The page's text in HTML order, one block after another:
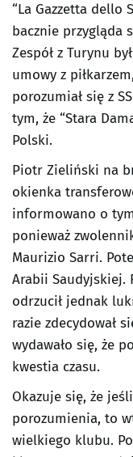
“La Gazzetta dello
bacznie przygląda
Zespół z Turynu
umowy z
porozumiał się z
tym, że “Stara
Polski.
Piotr Zieliński na
okienka
informowano o
ponieważ
Maurizio Sarri.
Arabii Saudyjskiej.
odrzucił jednak
razie zdecydował
wydawało się, że
kwestia czasu.
Okazuje się, że
porozumienia, to
wielkiego klubu.